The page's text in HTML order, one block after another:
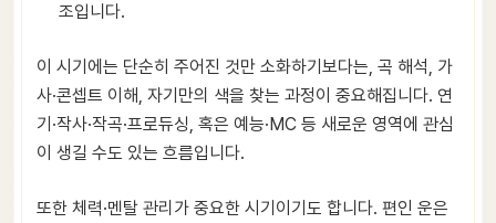
조입니다.
이 시기에는 단순히 주어진 것만 소화하기보다는, 곡 해석, 가
사·콘셉트 이해, 자기만의 색을 찾는 과정이 중요해집니다. 연
기·작사·작곡·프로듀싱, 혹은 예능·MC 등 새로운 영역에 관심
이 생길 수도 있는 흐름입니다.
또한 체력·멘탈 관리가 중요한 시기이기도 합니다. 편인 운은